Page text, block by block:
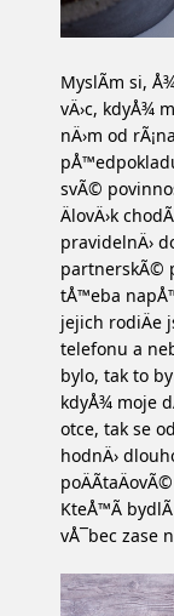
MyslÃ­m si,
vÄ›c, kdyÅ¾
nÄ›m od
svÃ©
ÄlovÄ›k
pravidelnÄ›
partnerskÃ©
tÅ™eba
jejich rodiÄe
telefonu a
bylo, tak to
kdyÅ¾ moje
otce, tak se
hodnÄ›
KteÅ™Ã­
vÅ¯bec zase